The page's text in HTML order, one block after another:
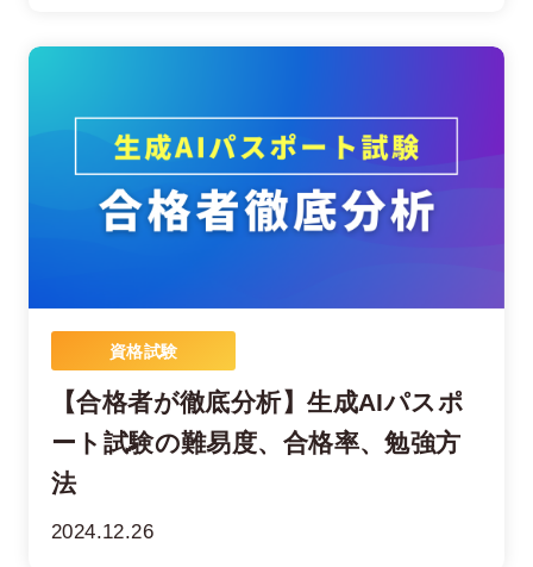
資格試験
【合格者が徹底分析】生成AIパスポ
ート試験の難易度、合格率、勉強方
法
2024.12.26